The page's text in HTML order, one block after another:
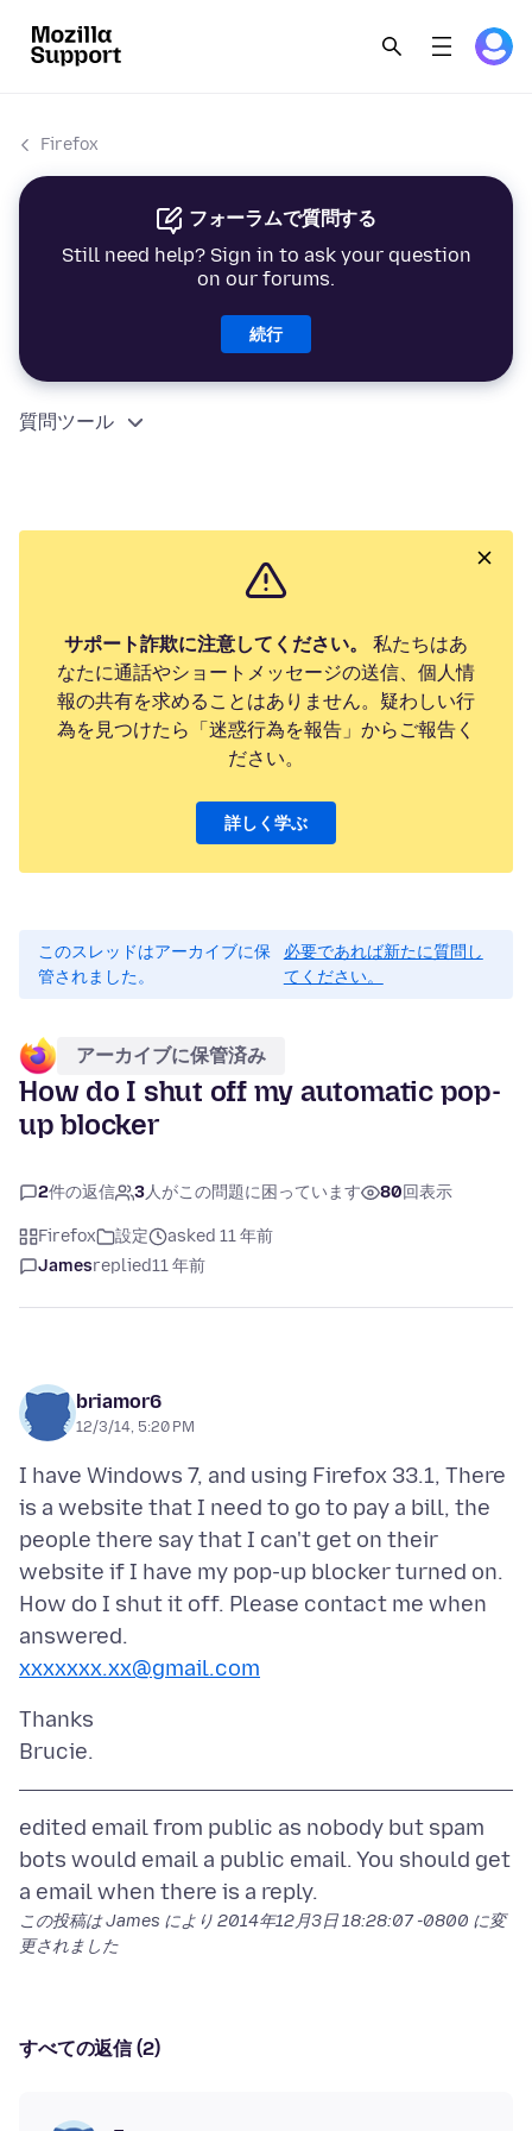
Firefox
フォーラムで質問する
Still need help? Sign in to ask your question
on our forums.
続行
質問ツール
サポート詐欺に注意してください。
私たちはあ
なたに通話やショートメッセージの送信、個人情
報の共有を求めることはありません。疑わしい行
為を見つけたら「迷惑行為を報告」からご報告く
ださい。
詳しく学ぶ
このスレッドはアーカイブに保
管されました。
必要であれば新たに質問し
てください。
アーカイブに保管済み
How do I shut off my automatic pop-
up blocker
2件の返信 3人がこの問題に困っています 80回表示
Firefox 設定
asked 11 年前
Jamesreplied11 年前
briamor6
12/3/14, 5:20 PM
I have Windows 7, and using Firefox 33.1, There
is a website that I need to go to pay a bill, the
people there say that I can't get on their
website if I have my pop-up blocker turned on.
How do I shut it off. Please contact me when
xxxxxxx.xx@gmail.com
Thanks
edited email from public as nobody but spam
bots would email a public email. You should get
この投稿は James により 2014年12月3日 18:28:07 -0800 に変
更されました
すべての返信 (2)